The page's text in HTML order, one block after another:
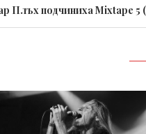
Плъх подчиниха Mixtape